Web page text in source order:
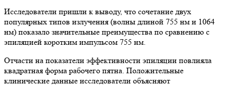
Исследователи пришли к выводу, что сочетание двух
популярных типов излучения (волны длиной 755 нм и 1064
нм) показало значительные преимущества по сравнению с
эпиляцией коротким импульсом 755 нм.
Отчасти на показатели эффективности эпиляции повлияла
квадратная форма рабочего пятна. Положительные
клинические данные исследователи объясняют